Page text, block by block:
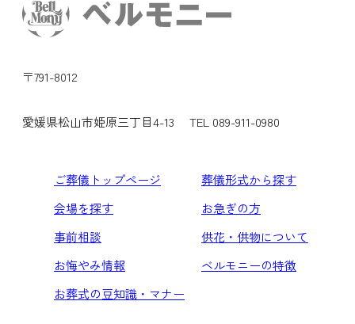
〒791-8012
愛媛県松山市姫原三丁目4-13 TEL 089-911-0980
ご葬儀トップページ
葬儀形式から探す
会場を探す
お急ぎの方
事前相談
供花・供物について
お悔やみ情報
ベルモニーの特徴
お葬式の豆知識・マナー